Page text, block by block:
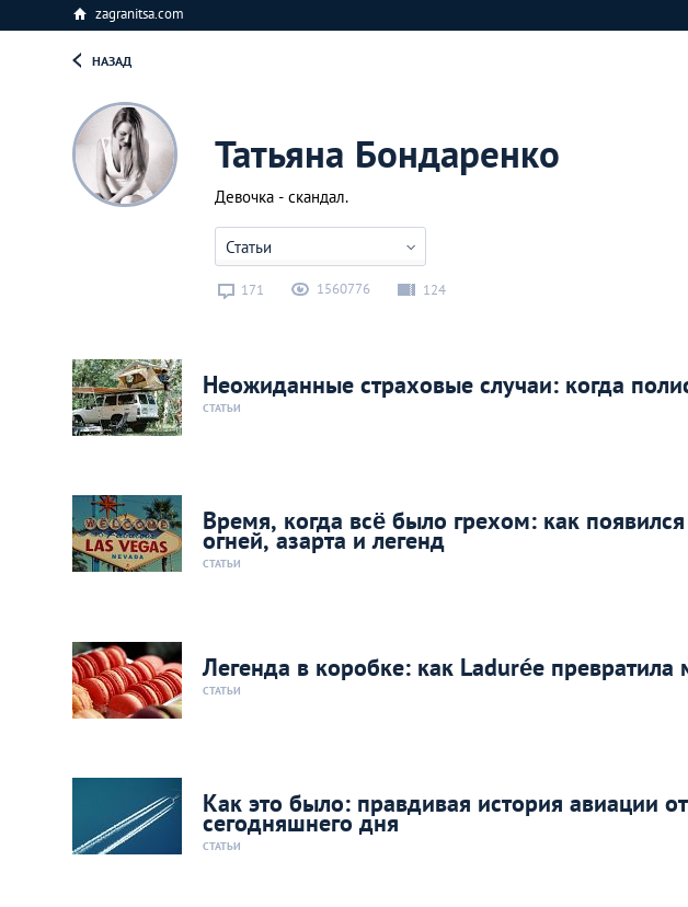
zagranitsa.com
НАЗАД
Татьяна Бондаренко
Девочка - скандал.
Статьи
171 1560776 124
Неожиданные страховые случаи: когда
СТАТЬИ
Время, когда всё было грехом: как
огней, азарта и легенд
СТАТЬИ
Легенда в коробке: как Ladurée
СТАТЬИ
Как это было: правдивая история авиации
сегодняшнего дня
СТАТЬИ